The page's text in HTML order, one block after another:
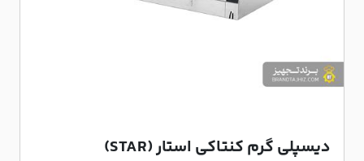
دیسپلی گرم کنتاکی استار (STAR)